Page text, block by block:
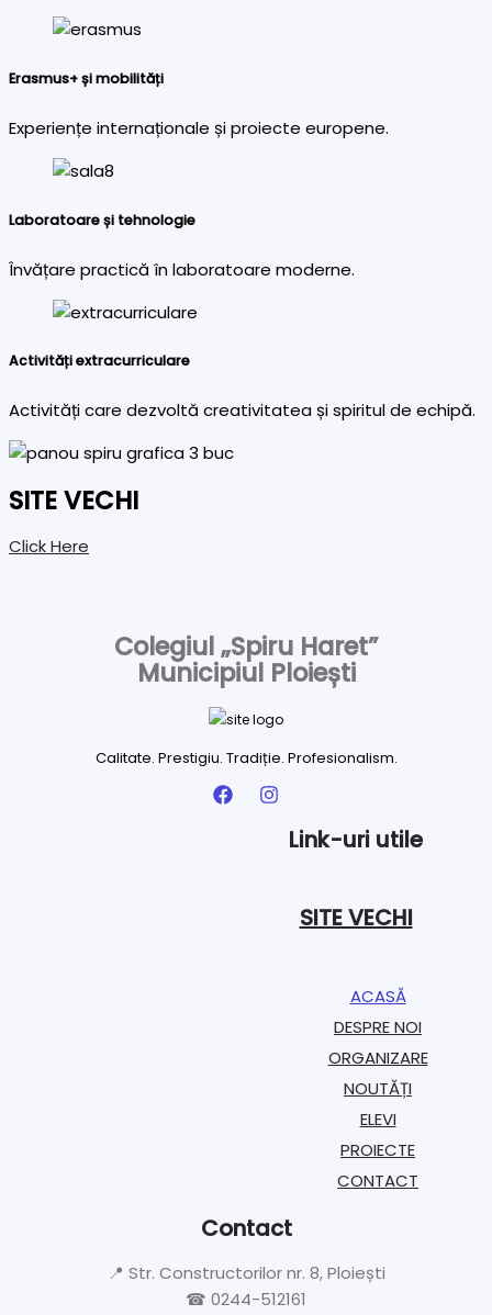
Erasmus+ și mobilități
Experiențe internaționale și proiecte europene.
Laboratoare și tehnologie
Învățare practică în laboratoare moderne.
Activități extracurriculare
Activități care dezvoltă creativitatea și spiritul de echipă.
SITE VECHI
Click Here
Colegiul „Spiru Haret”
Municipiul Ploiești
Calitate. Prestigiu. Tradiție. Profesionalism.
Link-uri utile
SITE VECHI
ACASĂ
DESPRE NOI
ORGANIZARE​
NOUTĂȚI
ELEVI
PROIECTE​
CONTACT
Contact
📍 Str. Constructorilor nr. 8, Ploiești
☎ 0244-512161